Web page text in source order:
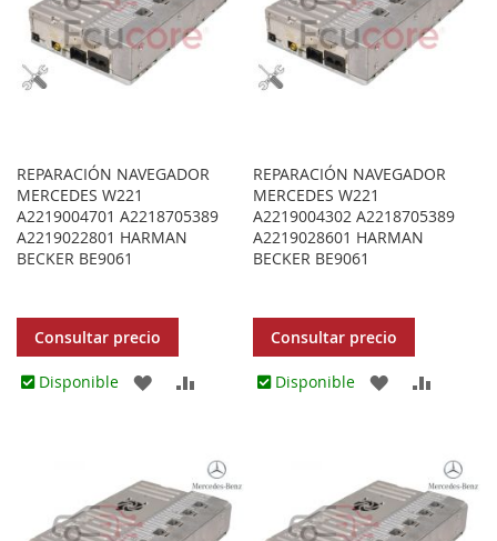
REPARACIÓN NAVEGADOR
MERCEDES W221
A2219004701 A2218705389
A2219022801 HARMAN
BECKER BE9061
Consultar precio
Disponible
AGREGAR
FAVORITOS
COMPARAR
REPARACIÓN NAVEGADOR
MERCEDES W221
A2219004302 A2218705389
A2219028601 HARMAN
BECKER BE9061
Consultar precio
Disponible
AGREGAR
FAVORITOS